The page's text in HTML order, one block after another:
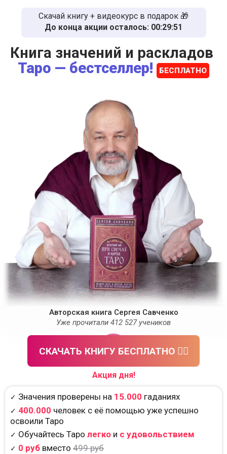
Скачай книгу + видеокурс в подарок 🎁
До конца акции осталось: 00:29:51
Книга значений и раскладов
Таро — бестселлер!
БЕСПЛАТНО
Авторская книга Сергея Савченко
Уже прочитали 412 527 учеников
СКАЧАТЬ КНИГУ БЕСПЛАТНО 👈🏻
Акция дня!
✓ Значения проверены на 15.000 гаданиях
✓ 400.000 человек с её помощью уже успешно
освоили Таро
✓ Обучайтесь Таро легко и с удовольствием
✓ 0 руб вместо 499 руб